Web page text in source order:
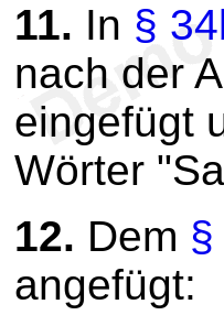
11. In §
nach der
eingefügt
Wörter
12. Dem §
angefügt: